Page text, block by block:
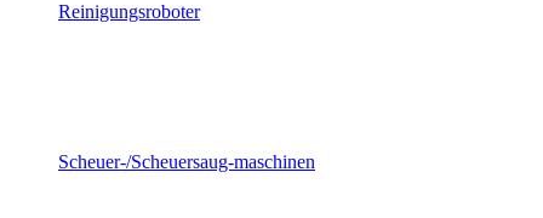
Reinigungsroboter
Scheuer-/Scheuersaug-maschinen